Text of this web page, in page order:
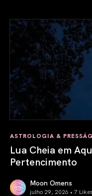
ASTROLOGIA &
Lua Cheia em
Pertencimento
Moon Omens
julho 29, 2026 • 7